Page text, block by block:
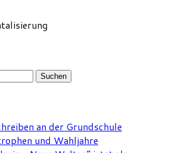
an der Grundschule
und Wahljahre